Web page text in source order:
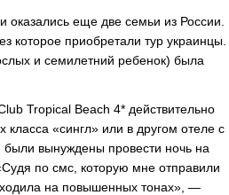
оказались еще две семьи из России.
которое приобретали тур украинцы.
и семилетний ребенок) была
Tropical Beach 4* действительно
«сингл» или в другом отеле с
были вынуждены провести ночь на
по смс, которую мне отправили
на повышенных тонах», —